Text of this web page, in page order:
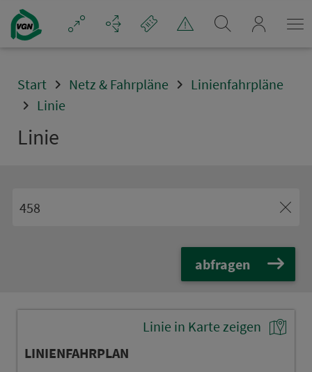
Navigation überspringen
Start Netz & Fahrpläne
Linienfahrpläne
Linie
Linie
abfragen
Linie in Karte zeigen
LINIENFAHRPLAN